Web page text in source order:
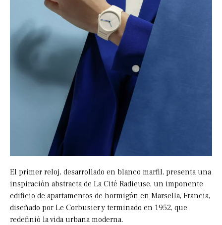
El primer reloj, desarrollado en blanco marfil, presenta una
inspiración abstracta de La Cité Radieuse, un imponente
edificio de apartamentos de hormigón en Marsella, Francia,
diseñado por Le Corbusier y terminado en 1952, que
redefinió la vida urbana moderna.